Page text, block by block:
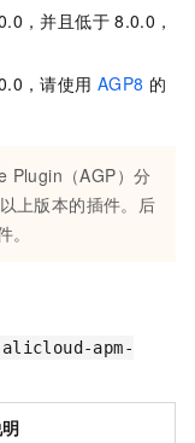
，并且低于 8.0.0，
，请使用 AGP8 的
Plugin（AGP）分
以上版本的插件。后
apm-